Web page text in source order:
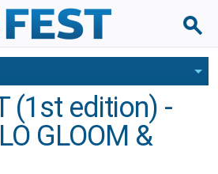
(1st edition) -
GLOOM &